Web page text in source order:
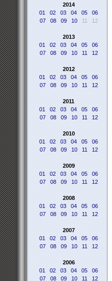
2014
01
02 03 04 05
06
07
08 09 10 11 12
2013
01
02 03 04 05
06
07
08 09 10 11 12
2012
01
02 03 04 05
06
07
08 09 10 11 12
2011
01
02 03 04 05
06
07
08 09 10 11 12
2010
01
02 03 04 05
06
07
08 09 10 11 12
2009
01
02 03 04 05
06
07
08 09 10 11 12
2008
01
02 03 04 05
06
07
08 09 10 11 12
2007
01
02 03 04 05
06
07
08 09 10 11 12
2006
01
02 03 04 05
06
07
08 09 10 11 12